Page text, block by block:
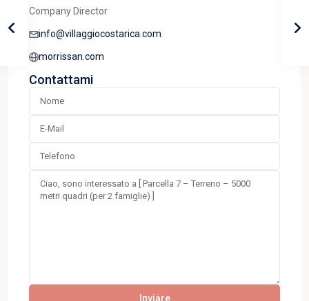
Company Director
info@villaggiocostarica.com
morrissan.com
Contattami